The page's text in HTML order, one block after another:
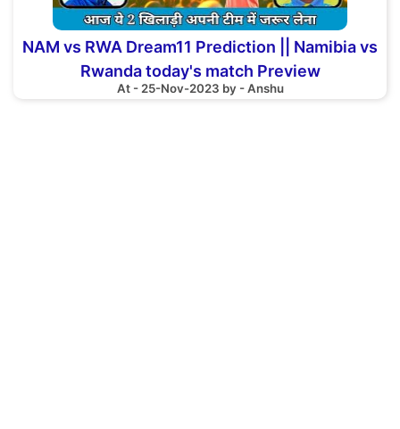
NAM vs RWA Dream11 Prediction || Namibia vs
Rwanda today's match Preview
At - 25-Nov-2023 by - Anshu